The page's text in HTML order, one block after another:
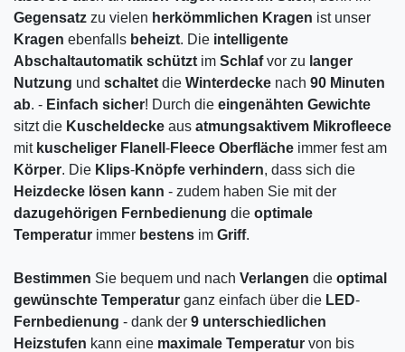
Gegensatz zu vielen herkömmlichen Kragen ist unser
Kragen ebenfalls beheizt. Die intelligente
Abschaltautomatik schützt im Schlafvor zu langer
Nutzung und schaltet die Winterdecke nach 90 Minuten
ab. - Einfach sicher! Durch die eingenähten Gewichte
sitzt die Kuscheldecke aus atmungsaktivem Mikrofleece
mit kuscheliger Flanell -Fleece Oberfläche immer fest am
Körper. Die Klips-Knöpfe verhindern, dass sich die
Heizdecke lösen kann - zudem haben Sie mit der
dazugehörigen Fernbedienung die optimale
Temperatur immer bestens im Griff.
Bestimmen Sie bequem und nach Verlangen die optimal
gewünschte Temperatur ganz einfach über die LED-
Fernbedienung - dank der 9 unterschiedlichen
Heizstufen kann eine maximale Temperatur von bis